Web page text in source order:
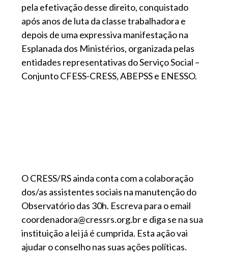
pela efetivação desse direito, conquistado
após anos de luta da classe trabalhadora e
depois de uma expressiva manifestação na
Esplanada dos Ministérios, organizada pelas
entidades representativas do Serviço Social –
Conjunto CFESS-CRESS, ABEPSS e ENESSO.
O CRESS/RS ainda conta com a colaboração
dos/as assistentes sociais na manutenção do
Observatório das 30h. Escreva para o email
coordenadora@cressrs.org.br e diga se na sua
instituição a lei já é cumprida. Esta ação vai
ajudar o conselho nas suas ações políticas.